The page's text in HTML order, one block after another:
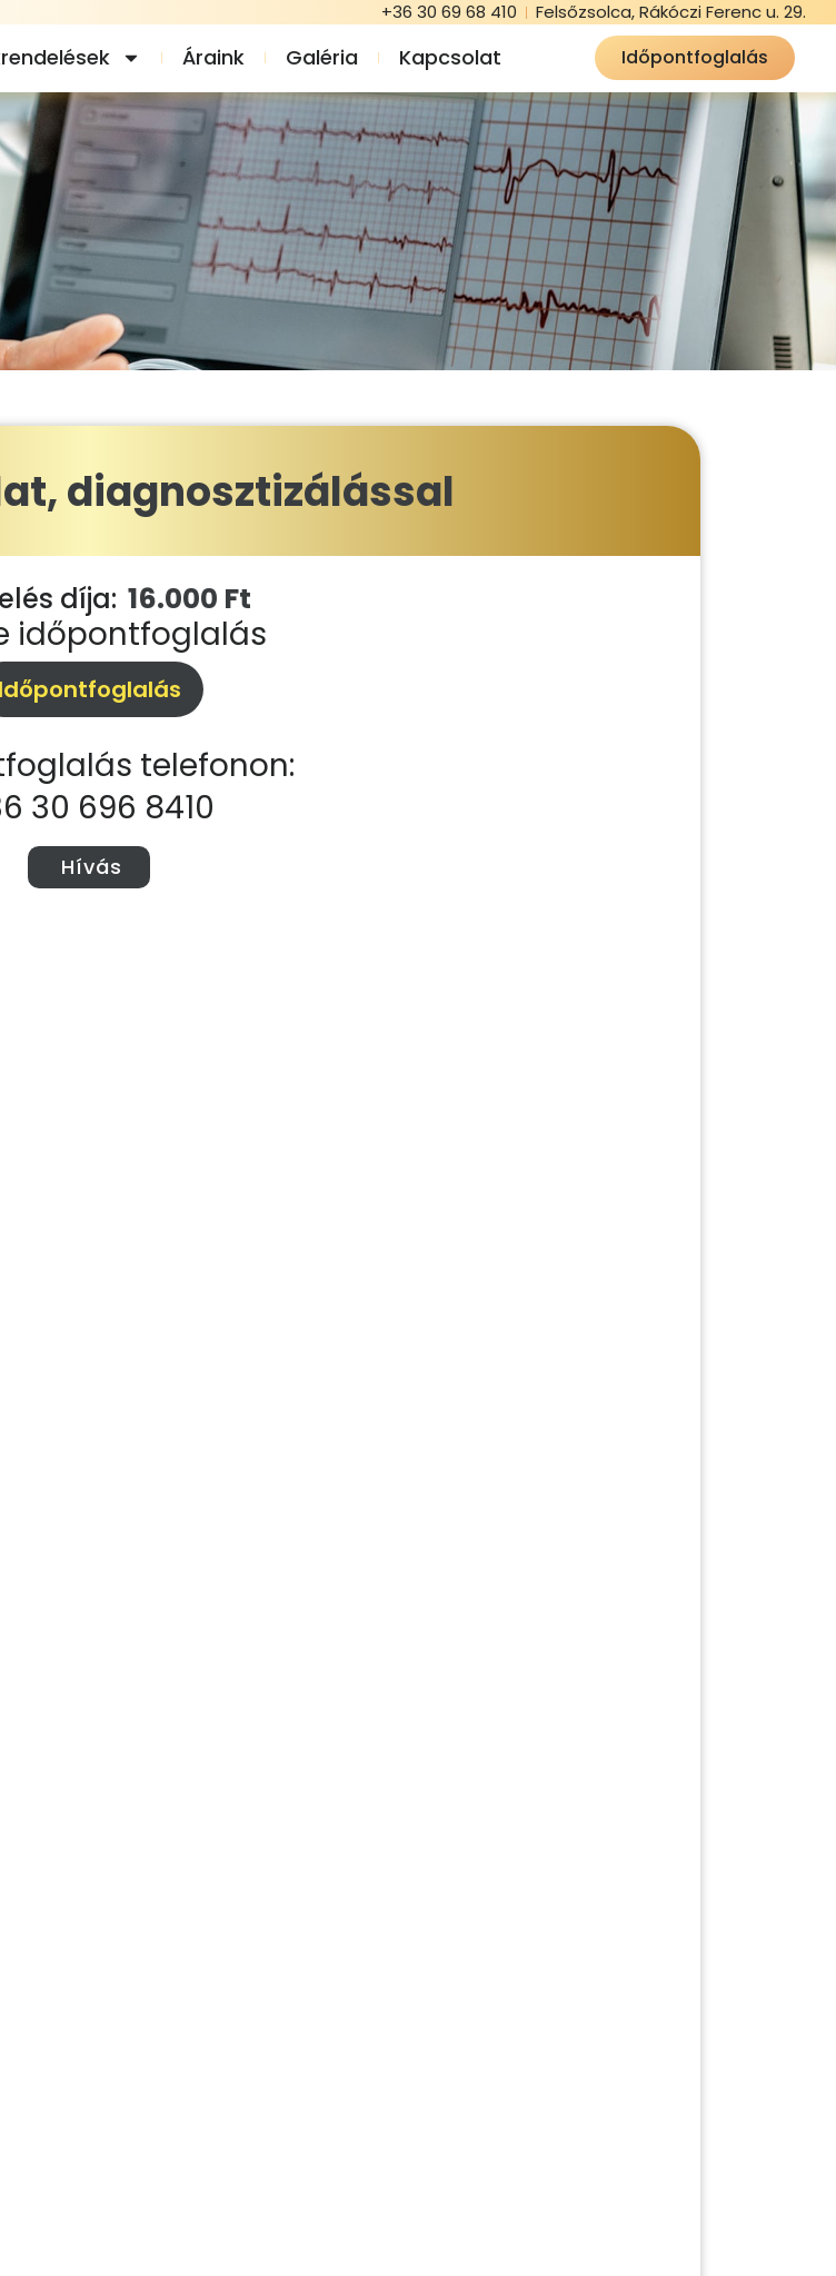
+36 30 69 68 410 Felsőzsolca, Rákóczi Ferenc u. 29.
Áraink Galéria Kapcsolat Időpontfoglalás
diagnosztizálással
díja: 16.000 Ft
időpontfoglalás
Időpontfoglalás
telefonon:
30 696 8410
Hívás